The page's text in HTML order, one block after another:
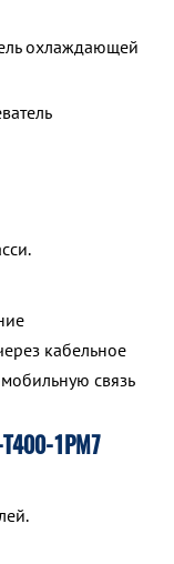
охлаждающей
кабельное
связь
1РМ7